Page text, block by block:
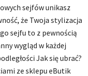
sejfów unikasz
że Twoja stylizacja
sejfu to z pewnością
wygląd w każdej
Jak się ubrać?
ze sklepu eButik